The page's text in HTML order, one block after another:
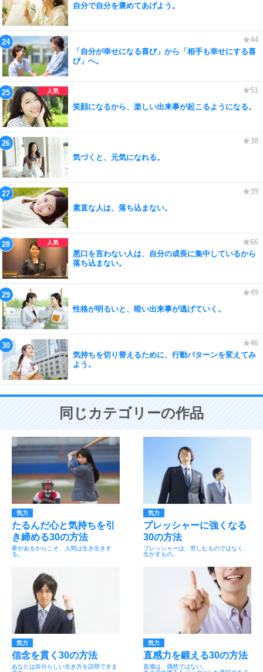
自分で自分を褒めてあげよう。
「自分が幸せになる喜び」から「相手も幸せにする喜
び」へ。
笑顔になるから、楽しい出来事が起こるようになる。
気づくと、元気になれる。
素直な人は、落ち込まない。
悪口を言わない人は、自分の成長に集中しているから
落ち込まない。
性格が明るいと、暗い出来事が逃げていく。
気持ちを切り替えるために、行動パターンを変えてみ
よう。
同じカテゴリーの作品
気力
たるんだ心と気持ちを引
き締める30の方法
夢があるからこそ、人間は生き生きす
る。
気力
プレッシャーに強くなる
30の方法
プレッシャーは、苦しむものではなく、
生かすもの。
気力
信念を貫く30の方法
あなたは自分らしい生き方を説明できま
気力
直感力を鍛える30の方法
直感は、偶然ではない。